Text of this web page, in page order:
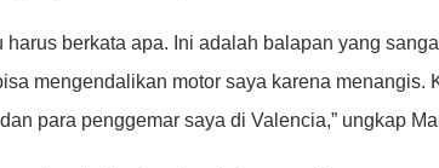
harus berkata apa. Ini adalah balapan yang
mengendalikan motor saya karena menangis.
para penggemar saya di Valencia,” ungkap